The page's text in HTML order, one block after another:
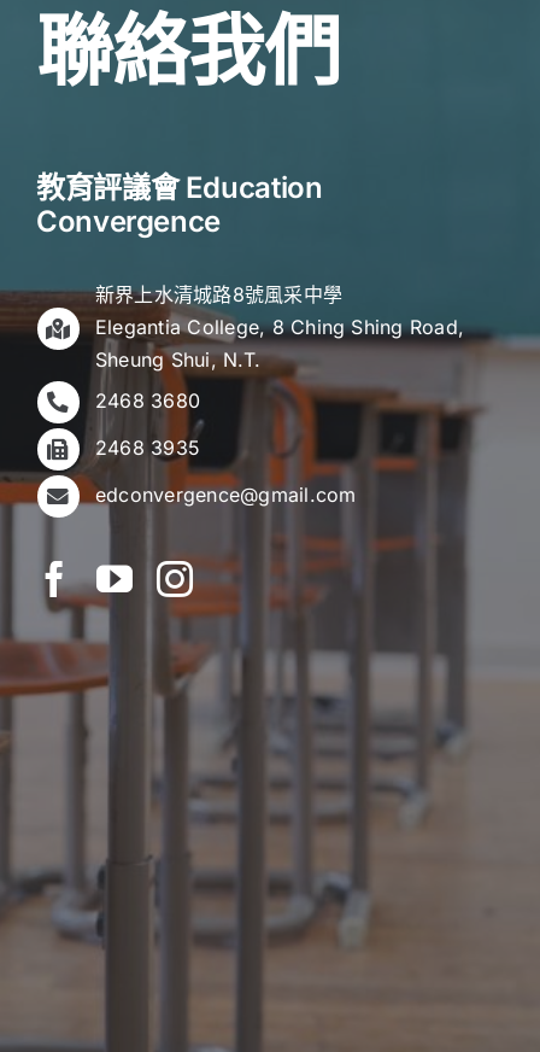
聯絡我們
教育評議會 Education
Convergence
新界上水清城路8號風采中學
Elegantia College, 8 Ching Shing Road,
Sheung Shui, N.T.
2468 3680
2468 3935
edconvergence@gmail.com